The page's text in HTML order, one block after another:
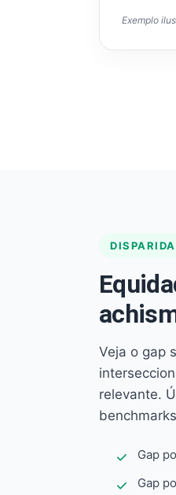
Exemplo
Veja o gap
relevante.
Gap
Gap